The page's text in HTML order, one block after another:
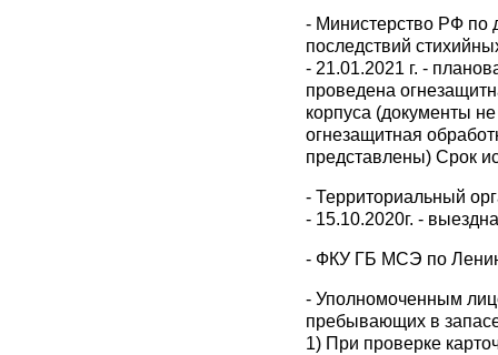
- Министерство РФ по
последствий
- 21.01.2021 г. -
проведена
корпуса (документы
огнезащитная
представлены) Срок
- Территориальный
- 15.10.2020г. -
- ФКУ ГБ МСЭ по
- Уполномоченным
пребывающих в
1) При проверке